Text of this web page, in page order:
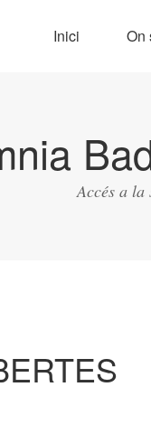
Inici On
Accés a